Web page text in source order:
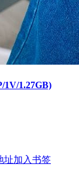
1V/1.27GB)